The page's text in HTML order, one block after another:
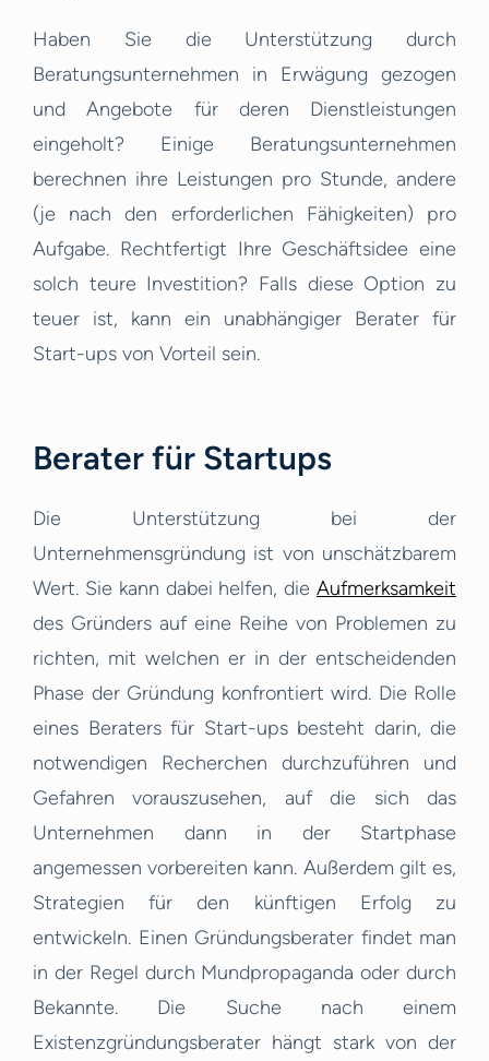
Haben Sie die Unterstützung durch
Beratungsunternehmen in Erwägung gezogen
und Angebote für deren Dienstleistungen
eingeholt? Einige Beratungsunternehmen
berechnen ihre Leistungen pro Stunde, andere
(je nach den erforderlichen Fähigkeiten) pro
Aufgabe. Rechtfertigt Ihre Geschäftsidee eine
solch teure Investition? Falls diese Option zu
teuer ist, kann ein unabhängiger Berater für
Start-ups von Vorteil sein.
Berater für Startups
Die Unterstützung bei der
Unternehmensgründung ist von unschätzbarem
Wert. Sie kann dabei helfen, die Aufmerksamkeit
des Gründers auf eine Reihe von Problemen zu
richten, mit welchen er in der entscheidenden
Phase der Gründung konfrontiert wird. Die Rolle
eines Beraters für Start-ups besteht darin, die
notwendigen Recherchen durchzuführen und
Gefahren vorauszusehen, auf die sich das
Unternehmen dann in der Startphase
angemessen vorbereiten kann. Außerdem gilt es,
Strategien für den künftigen Erfolg zu
entwickeln. Einen Gründungsberater findet man
in der Regel durch Mundpropaganda oder durch
Bekannte. Die Suche nach einem
Existenzgründungsberater hängt stark von der